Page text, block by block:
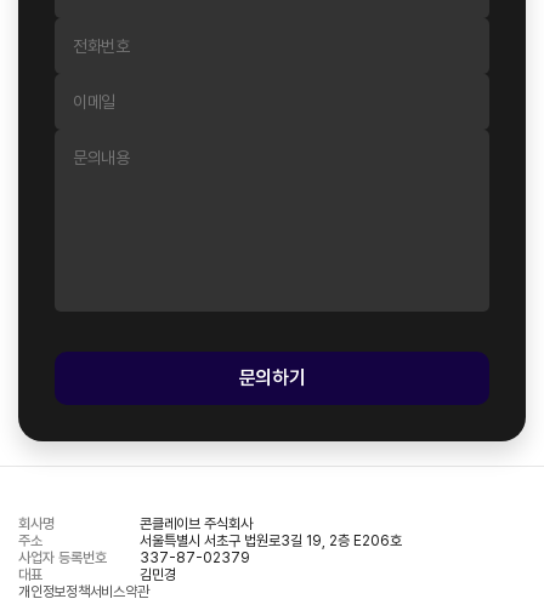
문의하기
회사명
콘클레이브 주식회사
주소
서울특별시 서초구 법원로3길 19, 2층 E206호
사업자 등록번호
337-87-02379
대표
김민경
개인정보정책서비스약관